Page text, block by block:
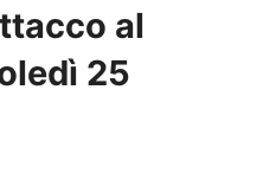
al
25